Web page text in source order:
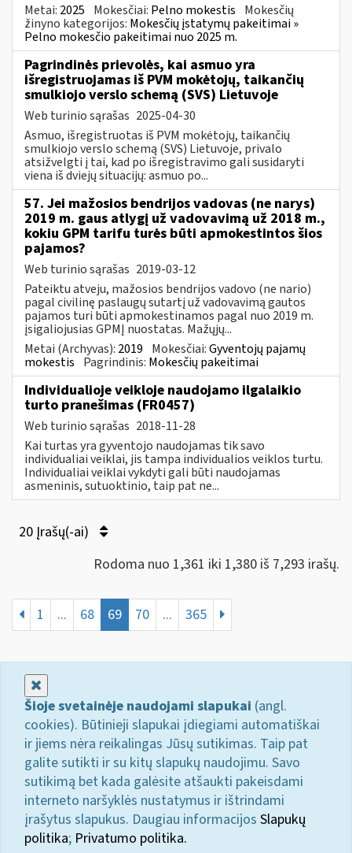
Metai: 2025 Mokesčiai: Pelno mokestis Mokesčių
žinyno kategorijos: Mokesčių įstatymų pakeitimai »
Pelno mokesčio pakeitimai nuo 2025 m.
Pagrindinės prievolės, kai asmuo yra
išregistruojamas iš PVM mokėtojų, taikančių
smulkiojo verslo schemą (SVS) Lietuvoje
Web turinio sąrašas 2025-04-30
Asmuo, išregistruotas iš PVM mokėtojų, taikančių
smulkiojo verslo schemą (SVS) Lietuvoje, privalo
atsižvelgti į tai, kad po išregistravimo gali susidaryti
viena iš dviejų situacijų: asmuo po...
57. Jei mažosios bendrijos vadovas (ne narys)
2019 m. gaus atlygį už vadovavimą už 2018 m.,
kokiu GPM tarifu turės būti apmokestintos šios
pajamos?
Web turinio sąrašas 2019-03-12
Pateiktu atveju, mažosios bendrijos vadovo (ne nario)
pagal civilinę paslaugų sutartį už vadovavimą gautos
pajamos turi būti apmokestinamos pagal nuo 2019 m.
įsigaliojusias GPMĮ nuostatas. Mažųjų...
Metai (Archyvas): 2019 Mokesčiai:Gyventojų pajamų
mokestis Pagrindinis: Mokesčių pakeitimai
Individualioje veikloje naudojamo ilgalaikio
turto pranešimas (FR0457)
Web turinio sąrašas 2018-11-28
Kai turtas yra gyventojo naudojamas tik savo
individualiai veiklai, jis tampa individualios veiklos turtu.
Individualiai veiklai vykdyti gali būti naudojamas
asmeninis, sutuoktinio, taip pat ne...
20 Įrašų(-ai)
Rodoma nuo 1,361 iki 1,380 iš 7,293 irašų.
1 ... 68 69 70 ... 365
Šioje svetainėje naudojami slapukai (angl.
cookies). Būtinieji slapukai įdiegiami automatiškai
ir jiems nėra reikalingas Jūsų sutikimas. Taip pat
galite sutikti ir su kitų slapukų naudojimu. Savo
sutikimą bet kada galėsite atšaukti pakeisdami
interneto naršyklės nustatymus ir ištrindami
įrašytus slapukus. Daugiau informacijos Slapukų
politika; Privatumo politika.